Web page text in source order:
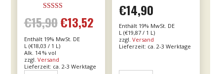
5.00
von 5
€15,90 Ursprünglicher
Preis
war:
€13,52Aktueller
ist:
Enthält 19% MwSt. DE
L (€18,03 / 1 L)
Alk. 14 % vol
zzgl. Versand
Lieferzeit: ca. 2-3 Werktage
€14,90
Enthält 19% MwSt. DE
L (€19,87 / 1 L)
zzgl.Versand
Lieferzeit: ca. 2-3 Werktage